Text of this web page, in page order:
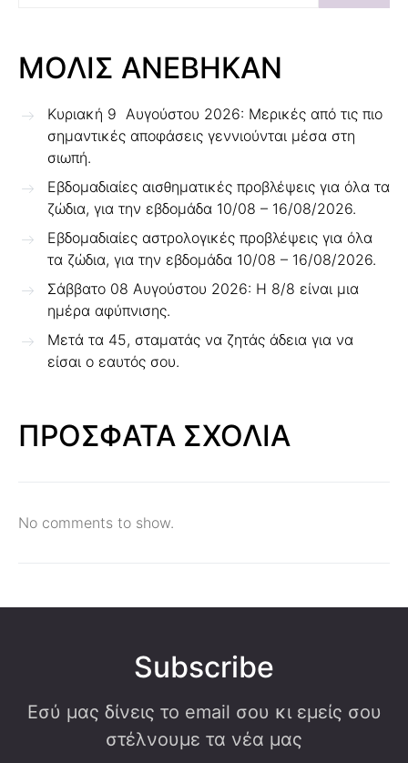
ΜΟΛΙΣ ΑΝΕΒΗΚΑΝ
Κυριακή 9 Αυγούστου 2026: Μερικές από τις πιο
σημαντικές αποφάσεις γεννιούνται μέσα στη
σιωπή.
Εβδομαδιαίες αισθηματικές προβλέψεις για όλα τα
ζώδια, για την εβδομάδα 10/08 – 16/08/2026.
Εβδομαδιαίες αστρολογικές προβλέψεις για όλα
τα ζώδια, για την εβδομάδα 10/08 – 16/08/2026.
Σάββατο 08 Αυγούστου 2026: Η 8/8 είναι μια
ημέρα αφύπνισης.
Μετά τα 45, σταματάς να ζητάς άδεια για να
είσαι ο εαυτός σου.
ΠΡΟΣΦΑΤΑ ΣΧΟΛΙΑ
No comments to show.
Subscribe
Εσύ μας δίνεις το email σου κι εμείς σου
στέλνουμε τα νέα μας